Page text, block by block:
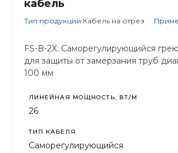
кабель
Тип продукции Кабель на отрез
FS-B-2X: Саморегулирующийся
для защиты от замерзания труб
100 мм
ЛИНЕЙНАЯ МОЩНОСТЬ, ВТ/М
26
ТИП КАБЕЛЯ
Саморегулирующийся